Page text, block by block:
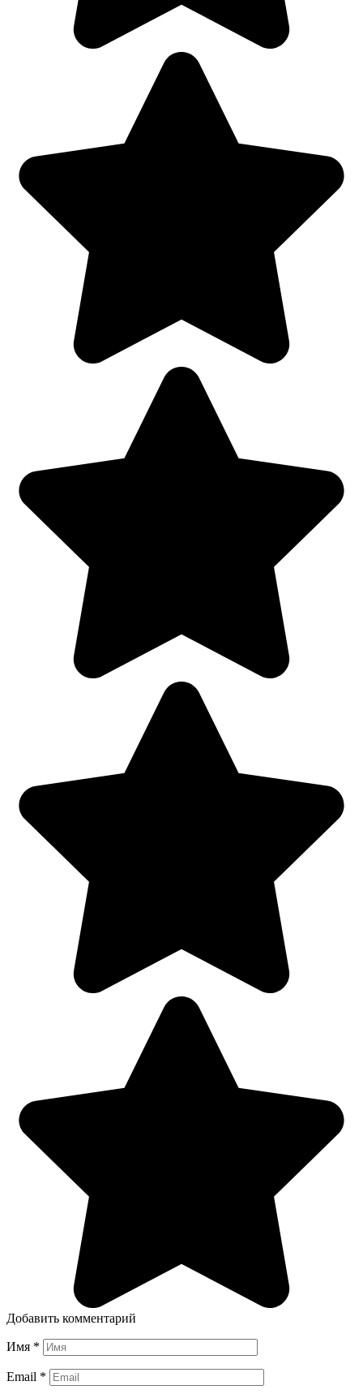
Добавить комментарий
Имя *
Email *